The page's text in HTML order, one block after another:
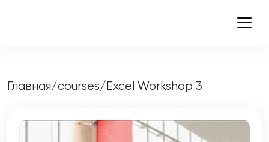
Главная/courses/Excel Workshop 3